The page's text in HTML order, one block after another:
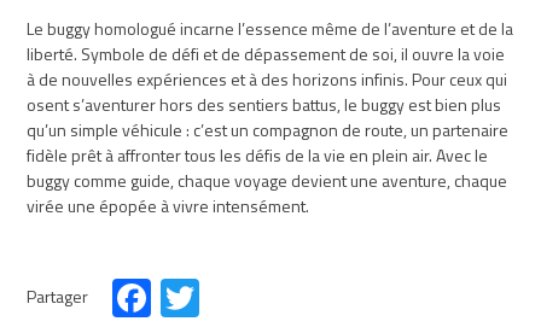
Le buggy homologué incarne l’essence même de l’aventure et de la
liberté. Symbole de défi et de dépassement de soi, il ouvre la voie
à de nouvelles expériences et à des horizons infinis. Pour ceux qui
osent s’aventurer hors des sentiers battus, le buggy est bien plus
qu’un simple véhicule : c’est un compagnon de route, un partenaire
fidèle prêt à affronter tous les défis de la vie en plein air. Avec le
buggy comme guide, chaque voyage devient une aventure, chaque
virée une épopée à vivre intensément.
Partager Facebook